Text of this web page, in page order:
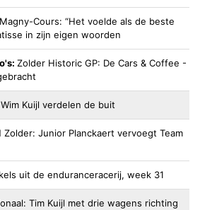
Magny-Cours: “Het voelde als de beste
in zijn eigen woorden
Zolder Historic GP: De Cars & Coffee -
Kuijl verdelen de buit
Zolder: Junior Planckaert vervoegt Team
uit de enduranceracerij, week 31
Tim Kuijl met drie wagens richting